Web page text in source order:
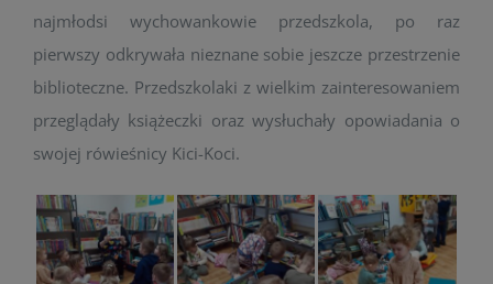
najmłodsi wychowankowie przedszkola, po raz
pierwszy odkrywała nieznane sobie jeszcze przestrzenie
biblioteczne. Przedszkolaki z wielkim zainteresowaniem
przeglądały książeczki oraz wysłuchały opowiadania o
swojej rówieśnicy Kici-Koci.